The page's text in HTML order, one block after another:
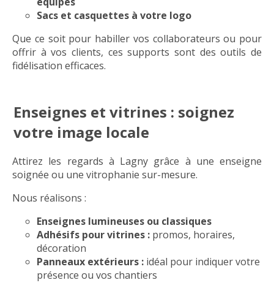
Sacs et casquettes à votre logo
Que ce soit pour habiller vos collaborateurs ou pour
offrir à vos clients, ces supports sont des outils de
fidélisation efficaces.
Enseignes et vitrines : soignez
votre image locale
Attirez les regards à Lagny grâce à une enseigne
soignée ou une vitrophanie sur-mesure.
Nous réalisons :
Enseignes lumineuses ou classiques
Adhésifs pour vitrines : promos, horaires,
décoration
Panneaux extérieurs : idéal pour indiquer votre
présence ou vos chantiers